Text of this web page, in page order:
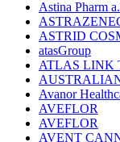
Astina Pharm
ASTRID
atasGroup
ATLAS LINK
Avanor
AVEFLOR
AVEFLOR
AVENT